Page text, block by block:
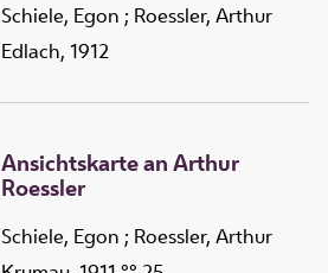
Schiele, Egon ; Roessler, Arthur
Edlach, 1912
Ansichtskarte an Arthur
Roessler
Schiele, Egon ; Roessler, Arthur